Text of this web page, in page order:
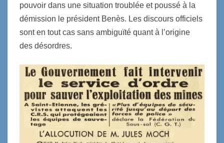
pouvoir dans une situation troublée et poussé à la
démission le président Benès. Les discours officiels
sont en tout cas sans ambiguïté quant à l’origine
des désordres.